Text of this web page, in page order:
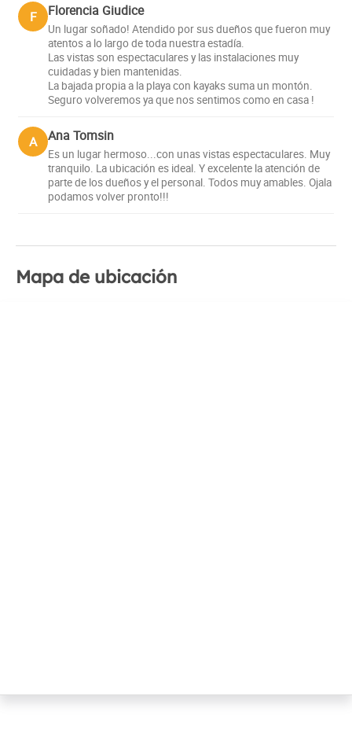
F Florencia Giudice
Un lugar soñado! Atendido por sus dueños que fueron muy
atentos a lo largo de toda nuestra estadía.
Las vistas son espectaculares y las instalaciones muy
cuidadas y bien mantenidas.
La bajada propia a la playa con kayaks suma un montón.
Seguro volveremos ya que nos sentimos como en casa !
A Ana Tomsin
Es un lugar hermoso...con unas vistas espectaculares. Muy
tranquilo. La ubicación es ideal. Y excelente la atención de
parte de los dueños y el personal. Todos muy amables. Ojala
podamos volver pronto!!!
Mapa de ubicación